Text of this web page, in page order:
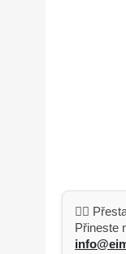
👷‍♂️
Přineste